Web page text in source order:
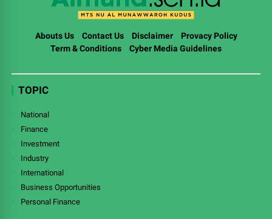
Abouts Us Contact Us Disclaimer
Provacy Policy
Term & Conditions
Cyber Media Guidelines
TOPIC
National
Finance
Investment
Industry
International
Business Opportunities
Personal Finance